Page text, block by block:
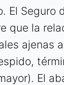
El Seguro
que la
ajenas
El